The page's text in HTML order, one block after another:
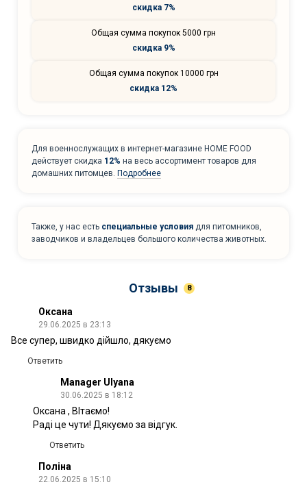
скидка 7%
Общая сумма покупок 5000 грн
скидка 9%
Общая сумма покупок 10000 грн
скидка 12%
Для военнослужащих в интернет-магазине HOME FOOD
действует скидка 12% на весь ассортимент товаров для
домашних питомцев. Подробнее
Также, у нас есть специальные условия для питомников,
заводчиков и владельцев большого количества животных.
Отзывы 8
Оксана
29.06.2025 в 23:13
Все супер, швидко дійшло, дякуємо
Ответить
Manager Ulyana
30.06.2025 в 18:12
Оксана , ВІтаємо!
Раді це чути! Дякуємо за відгук.
Ответить
Поліна
22.06.2025 в 15:10